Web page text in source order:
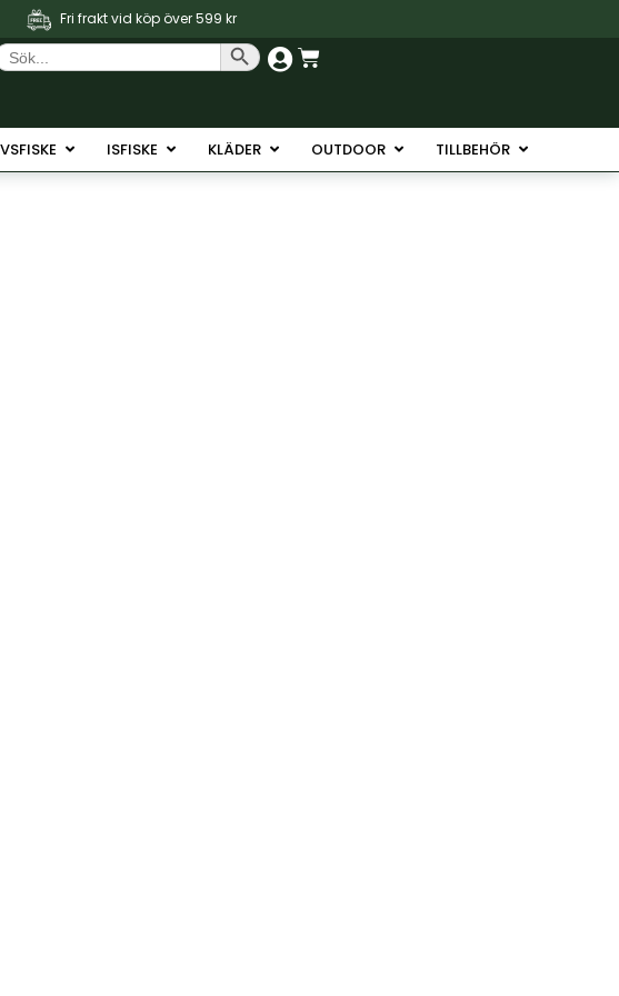
Fri frakt vid köp över 599 kr
Sökknapp Varukorg
Öppna Havsfiske
ISFISKE Öppna Isfiske
KLÄDER Öppna Kläder
OUTDOOR Öppna Outdoor
TILLBEHÖR Öppna